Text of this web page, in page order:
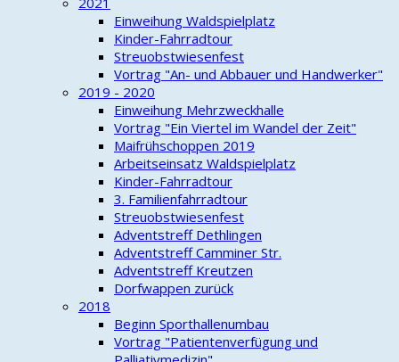
Einweihung Waldspielplatz
Kinder-Fahrradtour
Streuobstwiesenfest
Vortrag "An- und Abbauer und Handwerker"
2019 - 2020
Einweihung Mehrzweckhalle
Vortrag "Ein Viertel im Wandel der Zeit"
Maifrühschoppen 2019
Arbeitseinsatz Waldspielplatz
Kinder-Fahrradtour
3. Familienfahrradtour
Streuobstwiesenfest
Adventstreff Dethlingen
Adventstreff Camminer Str.
Adventstreff Kreutzen
Dorfwappen zurück
2018
Beginn Sporthallenumbau
Vortrag "Patientenverfügung und